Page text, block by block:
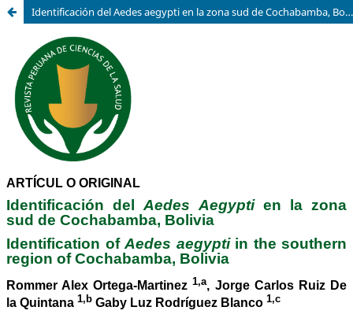
Identificación del Aedes aegypti en la zona sud de Cochabamba, Bolivia